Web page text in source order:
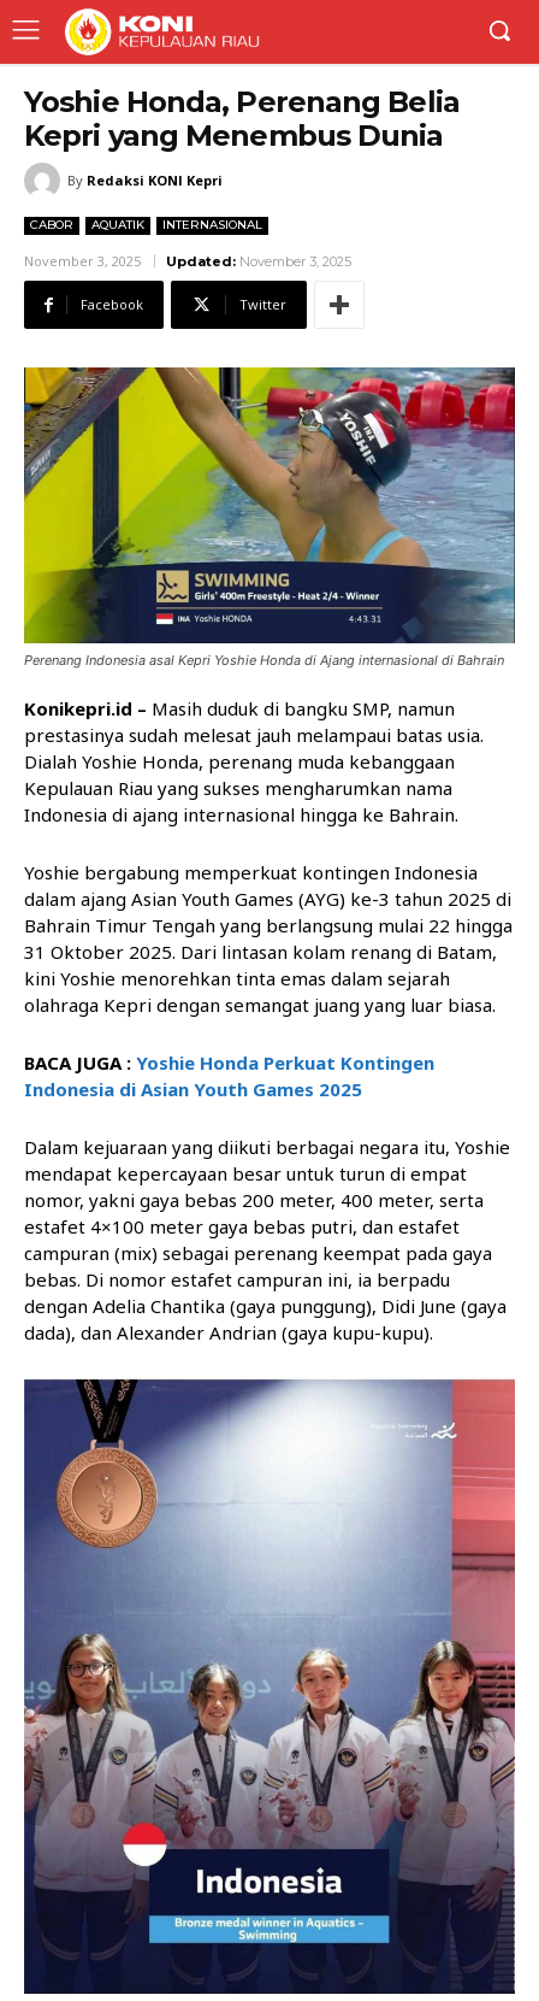
Yoshie Honda, Perenang Belia
Kepri yang Menembus Dunia
By Redaksi KONI Kepri
CABOR AQUATIK INTERNASIONAL
November 3, 2025 Updated: November 3, 2025
Facebook Twitter
Perenang Indonesia asal Kepri Yoshie Honda di Ajang internasional di Bahrain
Konikepri.id – Masih duduk di bangku SMP, namun
prestasinya sudah melesat jauh melampaui batas usia.
Dialah Yoshie Honda, perenang muda kebanggaan
Kepulauan Riau yang sukses mengharumkan nama
Indonesia di ajang internasional hingga ke Bahrain.
Yoshie bergabung memperkuat kontingen Indonesia
dalam ajang Asian Youth Games (AYG) ke-3 tahun 2025 di
Bahrain Timur Tengah yang berlangsung mulai 22 hingga
31 Oktober 2025. Dari lintasan kolam renang di Batam,
kini Yoshie menorehkan tinta emas dalam sejarah
olahraga Kepri dengan semangat juang yang luar biasa.
BACA JUGA : Yoshie Honda Perkuat Kontingen
Indonesia di Asian Youth Games 2025
Dalam kejuaraan yang diikuti berbagai negara itu, Yoshie
mendapat kepercayaan besar untuk turun di empat
nomor, yakni gaya bebas 200 meter, 400 meter, serta
estafet 4×100 meter gaya bebas putri, dan estafet
campuran (mix) sebagai perenang keempat pada gaya
bebas. Di nomor estafet campuran ini, ia berpadu
dengan Adelia Chantika (gaya punggung), Didi June (gaya
dada), dan Alexander Andrian (gaya kupu-kupu).